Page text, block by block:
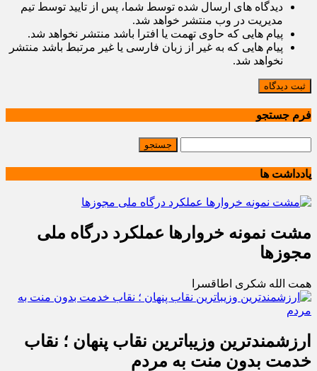
دیدگاه های ارسال شده توسط شما، پس از تایید توسط تیم
مدیریت در وب منتشر خواهد شد.
پیام هایی که حاوی تهمت یا افترا باشد منتشر نخواهد شد.
پیام هایی که به غیر از زبان فارسی یا غیر مرتبط باشد منتشر
نخواهد شد.
ثبت دیدگاه
فرم جستجو
یادداشت ها
مشت نمونه خروارها عملکرد درگاه ملی
مجوزها
همت الله شکری اطاقسرا
ارزشمندترین وزیباترین نقاب پنهان ؛ نقاب
خدمت بدون منت به مردم